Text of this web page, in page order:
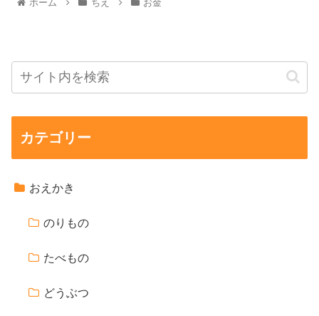
ホーム ちえ お金
カテゴリー
おえかき
のりもの
たべもの
どうぶつ